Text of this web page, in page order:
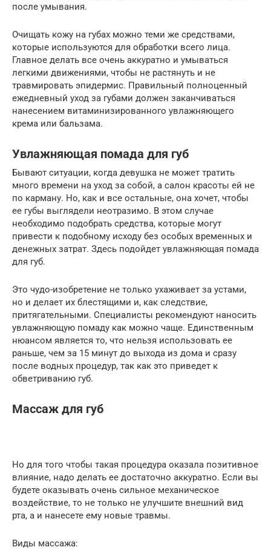
после умывания.
Очищать кожу на губах можно теми же средствами,
которые используются для обработки всего лица.
Главное делать все очень аккуратно и умываться
легкими движениями, чтобы не растянуть и не
травмировать эпидермис. Правильный полноценный
ежедневный уход за губами должен заканчиваться
нанесением витаминизированного увлажняющего
крема или бальзама.
Увлажняющая помада для губ
Бывают ситуации, когда девушка не может тратить
много времени на уход за собой, а салон красоты ей не
по карману. Но, как и все остальные, она хочет, чтобы
ее губы выглядели неотразимо. В этом случае
необходимо подобрать средства, которые могут
привести к подобному исходу без особых временных и
денежных затрат. Здесь подойдет увлажняющая помада
для губ.
Это чудо-изобретение не только ухаживает за устами,
но и делает их блестящими и, как следствие,
притягательными. Специалисты рекомендуют наносить
увлажняющую помаду как можно чаще. Единственным
нюансом является то, что нельзя использовать ее
раньше, чем за 15 минут до выхода из дома и сразу
после водных процедур, так как это приведет к
обветриванию губ.
Массаж для губ
Но для того чтобы такая процедура оказалa позитивное
влияние, надо делать ее достаточно аккуратно. Если вы
будете оказывать очень сильное механическое
воздействие, то не только не улучшите внешний вид
рта, а и нанесете ему новые травмы.
Виды массажа: